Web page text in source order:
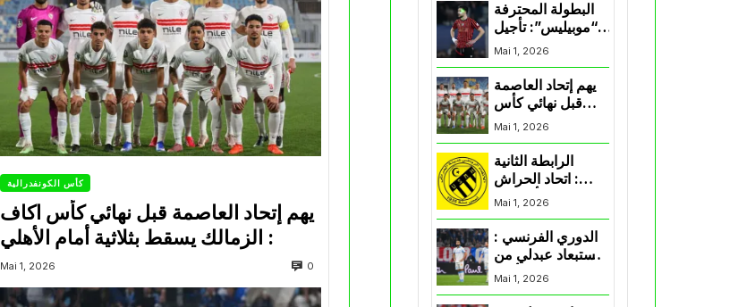
كأس الكونفدرالية
يهم إتحاد العاصمة قبل نهائي كأس اكاف
Mai 1, 2026 0
البطولة المحترفة
“موبيليس”: تأجيل
مباراة إتحاد
العاصمة وأتلتيك
بارادو
Mai 1, 2026
يهم إتحاد العاصمة
قبل نهائي كأس
اكاف : الزمالك
يسقط بثلاثية أمام
Mai 1, 2026
الرابطة الثانية
: اتحاد الحراش
يحسم التأهل إلى
“البلاي أوف”
Mai 1, 2026
الدوري الفرنسي :
استبعاد عبدلي من
قائمة مرسيليا أمام
Mai 1, 2026